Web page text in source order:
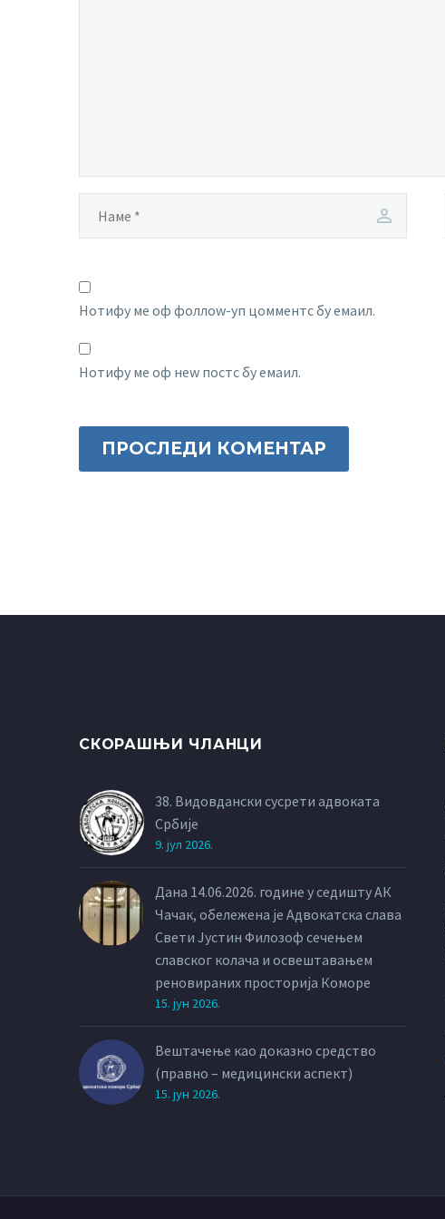
Нотифy ме оф фоллоw-уп цомментс бy емаил.
Нотифy ме оф неw постс бy емаил.
ПРОСЛЕДИ КОМЕНТАР
СКОРАШЊИ ЧЛАНЦИ
38. Видовдански сусрети адвоката
Србије
9. јул 2026.
Дана 14.06.2026. године у седишту АК
Чачак, обележена је Адвокатска слава
Свети Јустин Филозоф сечењем
славског колача и освештавањем
реновираних просторија Коморе
15. јун 2026.
Вештачење као доказно средство
(правно – медицински аспект)
15. јун 2026.